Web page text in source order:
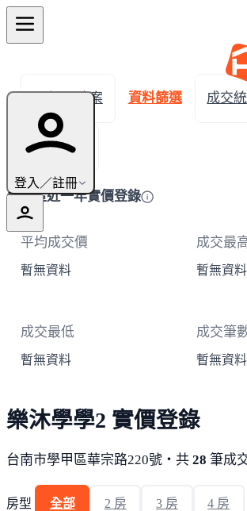
登入／註冊
← 返回建案 資料篩選 成交
成交明細
學甲區近一年實價登錄
平均成交價
暫無資料
成交最
暫無資料
成交最低
暫無資料
成交筆
暫無資料
樂沐學學2 實價登錄
台南市學甲區華宗路220號・共 28 筆成
房型 全部 2 房 3 房 4 房